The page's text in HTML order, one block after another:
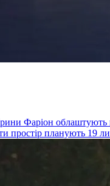
Фаріон
простір планують 19